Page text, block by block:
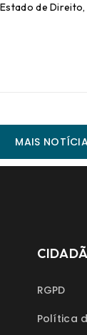
de Direito,
MAIS
RGPD
Política